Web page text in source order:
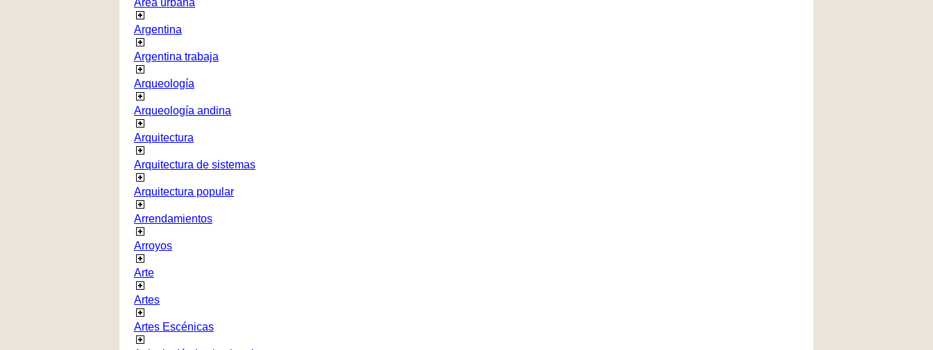
Area urbana
Argentina
Argentina trabaja
Arqueología
Arqueología andina
Arquitectura
Arquitectura de sistemas
Arquitectura popular
Arrendamientos
Arroyos
Arte
Artes
Artes Escénicas